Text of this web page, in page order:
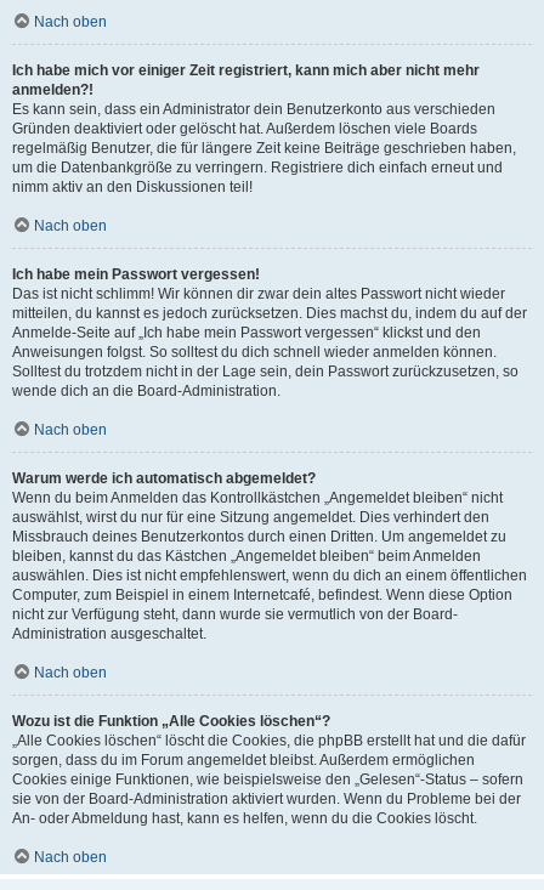
Nach oben
Ich habe mich vor einiger Zeit registriert, kann mich aber nicht mehr
anmelden?!
Es kann sein, dass ein Administrator dein Benutzerkonto aus verschieden
Gründen deaktiviert oder gelöscht hat. Außerdem löschen viele Boards
regelmäßig Benutzer, die für längere Zeit keine Beiträge geschrieben haben,
um die Datenbankgröße zu verringern. Registriere dich einfach erneut und
nimm aktiv an den Diskussionen teil!
Nach oben
Ich habe mein Passwort vergessen!
Das ist nicht schlimm! Wir können dir zwar dein altes Passwort nicht wieder
mitteilen, du kannst es jedoch zurücksetzen. Dies machst du, indem du auf der
Anmelde-Seite auf „Ich habe mein Passwort vergessen“ klickst und den
Anweisungen folgst. So solltest du dich schnell wieder anmelden können.
Solltest du trotzdem nicht in der Lage sein, dein Passwort zurückzusetzen, so
wende dich an die Board-Administration.
Nach oben
Warum werde ich automatisch abgemeldet?
Wenn du beim Anmelden das Kontrollkästchen „Angemeldet bleiben“ nicht
auswählst, wirst du nur für eine Sitzung angemeldet. Dies verhindert den
Missbrauch deines Benutzerkontos durch einen Dritten. Um angemeldet zu
bleiben, kannst du das Kästchen „Angemeldet bleiben“ beim Anmelden
auswählen. Dies ist nicht empfehlenswert, wenn du dich an einem öffentlichen
Computer, zum Beispiel in einem Internetcafé, befindest. Wenn diese Option
nicht zur Verfügung steht, dann wurde sie vermutlich von der Board-
Administration ausgeschaltet.
Nach oben
Wozu ist die Funktion „Alle Cookies löschen“?
„Alle Cookies löschen“ löscht die Cookies, die phpBB erstellt hat und die dafür
sorgen, dass du im Forum angemeldet bleibst. Außerdem ermöglichen
Cookies einige Funktionen, wie beispielsweise den „Gelesen“-Status – sofern
sie von der Board-Administration aktiviert wurden. Wenn du Probleme bei der
An- oder Abmeldung hast, kann es helfen, wenn du die Cookies löscht.
Nach oben